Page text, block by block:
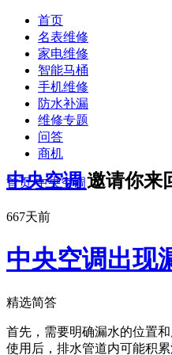
首页
名表维修
家电维修
智能马桶
手机维修
防水补漏
维修专题
问答
商机
首页-中央空调
中央空调邀请你来
667天前
中央空调出现
精选简答
首先，需要明确漏水的位置
使用后，排水管道内可能积